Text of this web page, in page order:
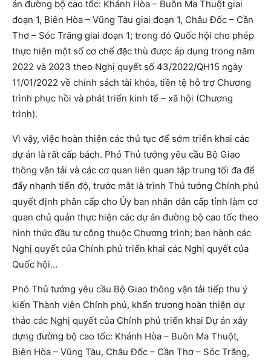
án đường bộ cao tốc: Khánh Hòa – Buôn Ma Thuột giai
đoạn 1, Biên Hòa – Vũng Tàu giai đoạn 1, Châu Đốc – Cần
Thơ – Sóc Trăng giai đoạn 1; trong đó Quốc hội cho phép
thực hiện một số cơ chế đặc thù được áp dụng trong năm
2022 và 2023 theo Nghị quyết số 43/2022/QH15 ngày
11/01/2022 về chính sách tài khóa, tiền tệ hỗ trợ Chương
trình phục hồi và phát triển kinh tế – xã hội (Chương
trình).
Vì vậy, việc hoàn thiện các thủ tục để sớm triển khai các
dự án là rất cấp bách. Phó Thủ tướng yêu cầu Bộ Giao
thông vận tải và các cơ quan liên quan tập trung tối đa để
đẩy nhanh tiến độ, trước mắt là trình Thủ tướng Chính phủ
quyết định phân cấp cho Ủy ban nhân dân cấp tỉnh làm cơ
quan chủ quản thực hiện các dự án đường bộ cao tốc theo
hình thức đầu tư công thuộc Chương trình; ban hành các
Nghị quyết của Chính phủ triển khai các Nghị quyết của
Quốc hội…
Phó Thủ tướng yêu cầu Bộ Giao thông vận tải tiếp thu ý
kiến Thành viên Chính phủ, khẩn trương hoàn thiện dự
thảo các Nghị quyết của Chính phủ triển khai Dự án xây
dựng đường bộ cao tốc: Khánh Hòa – Buôn Ma Thuột,
Biên Hòa – Vũng Tàu, Châu Đốc – Cần Thơ – Sóc Trăng,